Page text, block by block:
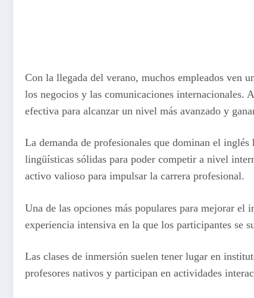
Con la llegada del verano, muchos empleados ven
los negocios y las comunicaciones internacionales.
efectiva para alcanzar un nivel más avanzado y
La demanda de profesionales que dominan el
lingüísticas sólidas para poder competir a nivel
activo valioso para impulsar la carrera profesional.
Una de las opciones más populares para mejorar el
experiencia intensiva en la que los participantes se
Las clases de inmersión suelen tener lugar en
profesores nativos y participan en actividades